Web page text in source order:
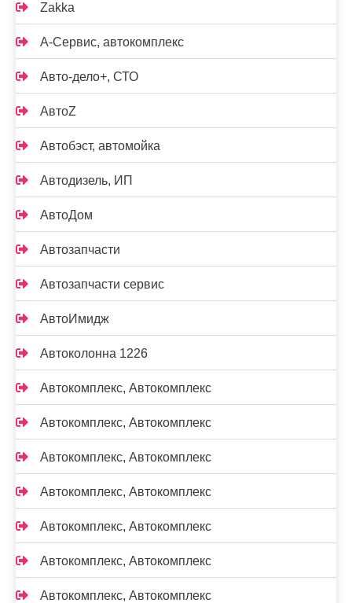
Zakka
А-Сервис, автокомплекс
Авто-дело+, СТО
АвтоZ
Автобэст, автомойка
Автодизель, ИП
АвтоДом
Автозапчасти
Автозапчасти сервис
АвтоИмидж
Автоколонна 1226
Автокомплекс, Автокомплекс
Автокомплекс, Автокомплекс
Автокомплекс, Автокомплекс
Автокомплекс, Автокомплекс
Автокомплекс, Автокомплекс
Автокомплекс, Автокомплекс
Автокомплекс, Автокомплекс